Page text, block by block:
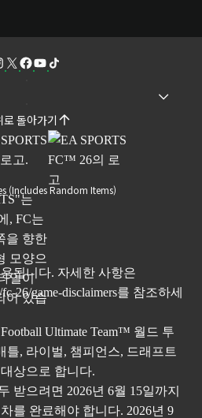
로 돌아가기
(Includes Random Items)
됩니다. 자세한 사항은
26/game-disclaimers를 참조하세
Ultimate Team™ 월드 투
틀, 라이벌, 챔피언스, 드래프트
상으로 합니다.
받으려면 2026년 6월 15일까지
를 완료해야 합니다. 2026년 9